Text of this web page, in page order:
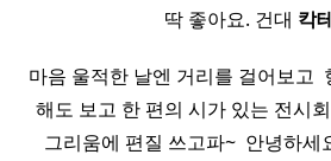
딱 좋아요. 건대 칵
마음 울적한 날엔 거리를 걸어보고
해도 보고 한 편의 시가 있는 전시
그리움에 편질 쓰고파~ ​ 안녕하